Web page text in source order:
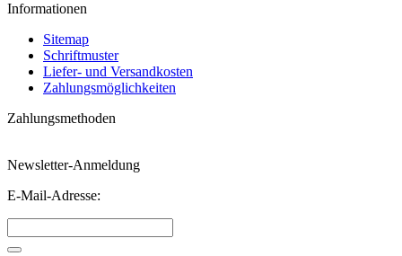
Informationen
Sitemap
Schriftmuster
Liefer- und Versandkosten
Zahlungsmöglichkeiten
Zahlungsmethoden
Newsletter-Anmeldung
E-Mail-Adresse: